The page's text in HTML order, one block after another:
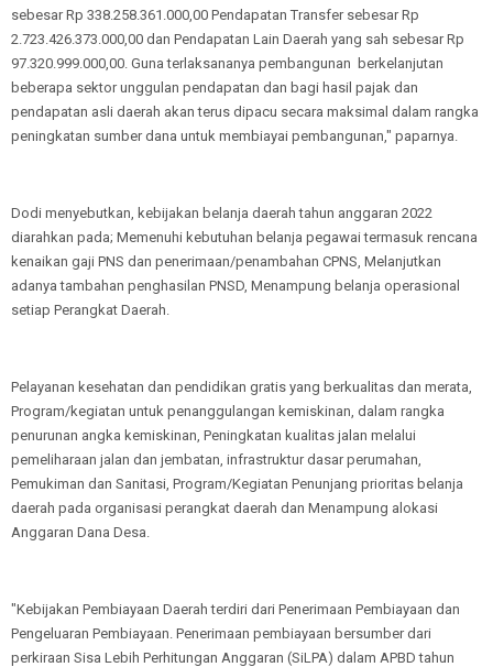
sebesar Rp 338.258.361.000,00 Pendapatan Transfer sebesar Rp
2.723.426.373.000,00 dan Pendapatan Lain Daerah yang sah sebesar Rp
97.320.999.000,00. Guna terlaksananya pembangunan berkelanjutan
beberapa sektor unggulan pendapatan dan bagi hasil pajak dan
pendapatan asli daerah akan terus dipacu secara maksimal dalam rangka
peningkatan sumber dana untuk membiayai pembangunan," paparnya.
Dodi menyebutkan, kebijakan belanja daerah tahun anggaran 2022
diarahkan pada; Memenuhi kebutuhan belanja pegawai termasuk rencana
kenaikan gaji PNS dan penerimaan/penambahan CPNS, Melanjutkan
adanya tambahan penghasilan PNSD, Menampung belanja operasional
setiap Perangkat Daerah.
Pelayanan kesehatan dan pendidikan gratis yang berkualitas dan merata,
Program/kegiatan untuk penanggulangan kemiskinan, dalam rangka
penurunan angka kemiskinan, Peningkatan kualitas jalan melalui
pemeliharaan jalan dan jembatan, infrastruktur dasar perumahan,
Pemukiman dan Sanitasi, Program/Kegiatan Penunjang prioritas belanja
daerah pada organisasi perangkat daerah dan Menampung alokasi
Anggaran Dana Desa.
"Kebijakan Pembiayaan Daerah terdiri dari Penerimaan Pembiayaan dan
Pengeluaran Pembiayaan. Penerimaan pembiayaan bersumber dari
perkiraan Sisa Lebih Perhitungan Anggaran (SiLPA) dalam APBD tahun